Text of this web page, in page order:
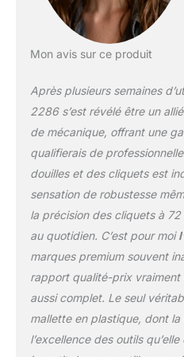
T
-
3 -
à
Mon avis sur ce produit
Après plusieurs semaines
2286 s’est révélé être un
de mécanique, offrant une
qualifierais de
douilles et des cliquets est
sensation de robustesse
la précision des cliquets à
au quotidien. C’est pour moi
marques premium souvent
rapport qualité-prix vraiment
aussi complet. Le seul
mallette en plastique, dont
l’excellence des outils